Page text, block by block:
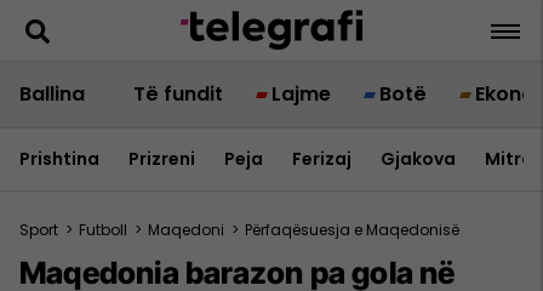
Ballina Të fundit Lajme Botë
Prishtina Prizreni Peja Ferizaj Gjakova
Sport > Futboll > Maqedoni > Përfaqësuesja e Maqedonisë
Maqedonia barazon pa gola në